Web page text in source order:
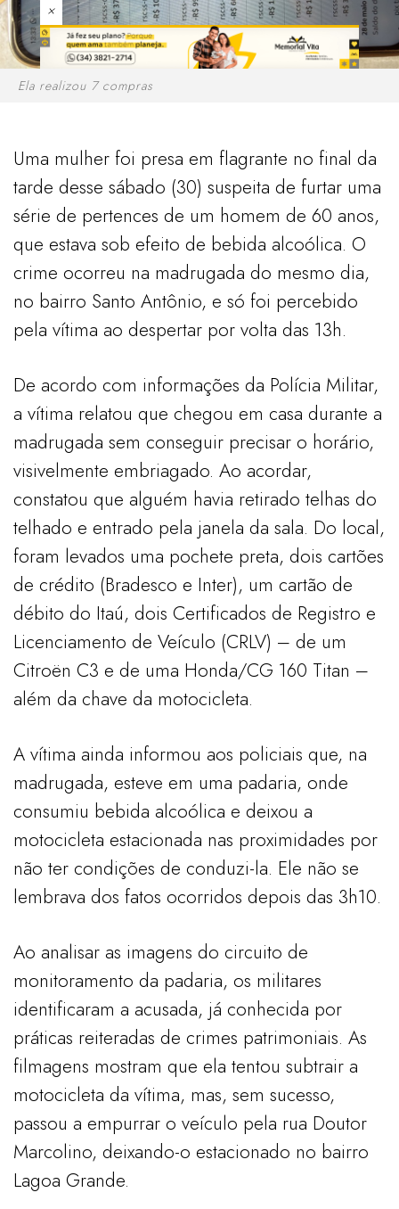
×
Ela realizou 7 compras
Uma mulher foi presa em flagrante no final da
tarde desse sábado (30) suspeita de furtar uma
série de pertences de um homem de 60 anos,
que estava sob efeito de bebida alcoólica. O
crime ocorreu na madrugada do mesmo dia,
no bairro Santo Antônio, e só foi percebido
pela vítima ao despertar por volta das 13h.
De acordo com informações da Polícia Militar,
a vítima relatou que chegou em casa durante a
madrugada sem conseguir precisar o horário,
visivelmente embriagado. Ao acordar,
constatou que alguém havia retirado telhas do
telhado e entrado pela janela da sala. Do local,
foram levados uma pochete preta, dois cartões
de crédito (Bradesco e Inter), um cartão de
débito do Itaú, dois Certificados de Registro e
Licenciamento de Veículo (CRLV) – de um
Citroën C3 e de uma Honda/CG 160 Titan –
além da chave da motocicleta.
A vítima ainda informou aos policiais que, na
madrugada, esteve em uma padaria, onde
consumiu bebida alcoólica e deixou a
motocicleta estacionada nas proximidades por
não ter condições de conduzi-la. Ele não se
lembrava dos fatos ocorridos depois das 3h10.
Ao analisar as imagens do circuito de
monitoramento da padaria, os militares
identificaram a acusada, já conhecida por
práticas reiteradas de crimes patrimoniais. As
filmagens mostram que ela tentou subtrair a
motocicleta da vítima, mas, sem sucesso,
passou a empurrar o veículo pela rua Doutor
Marcolino, deixando-o estacionado no bairro
Lagoa Grande.